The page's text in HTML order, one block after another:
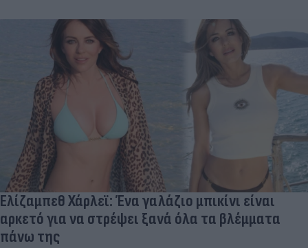
Ελίζαμπεθ Χάρλεϊ: Ένα γαλάζιο μπικίνι είναι
αρκετό για να στρέψει ξανά όλα τα βλέμματα
πάνω της